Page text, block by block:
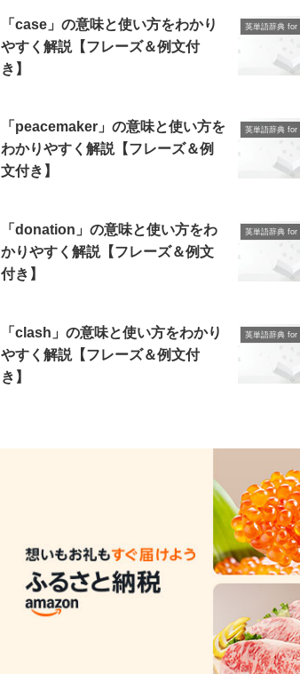
「case」の意味と使い方をわかり
やすく解説【フレーズ＆例文付
き】
「peacemaker」の意味と使い方を
わかりやすく解説【フレーズ＆例
文付き】
「donation」の意味と使い方をわ
かりやすく解説【フレーズ＆例文
付き】
「clash」の意味と使い方をわかり
やすく解説【フレーズ＆例文付
き】